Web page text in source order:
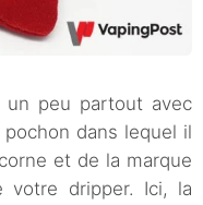
peu partout avec
pochon dans lequel il
et de la marque
votre dripper. Ici, la